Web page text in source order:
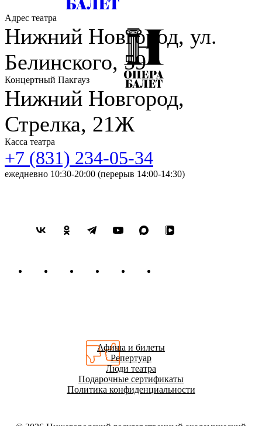
Адрес театра
Нижний Новгород, ул.
Белинского, 59
Концертный Пакгауз
Нижний Новгород,
Стрелка, 21Ж
Касса театра
+7 (831) 234-05-34
ежедневно 10:30-20:00 (перерыв 14:00-14:30)
Афиша и билеты
Репертуар
Люди театра
Подарочные сертификаты
Политика конфиденциальности